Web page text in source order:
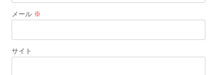
メール ※
サイト